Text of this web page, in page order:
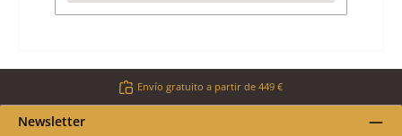
Envío gratuito a partir de 449 €
Newsletter